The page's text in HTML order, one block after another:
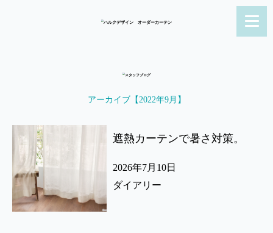
アーカイブ【2022年9月】
遮熱カーテンで暑さ対策。
2026年7月10日
ダイアリー